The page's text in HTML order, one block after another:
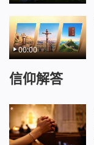
00:00
信仰解答